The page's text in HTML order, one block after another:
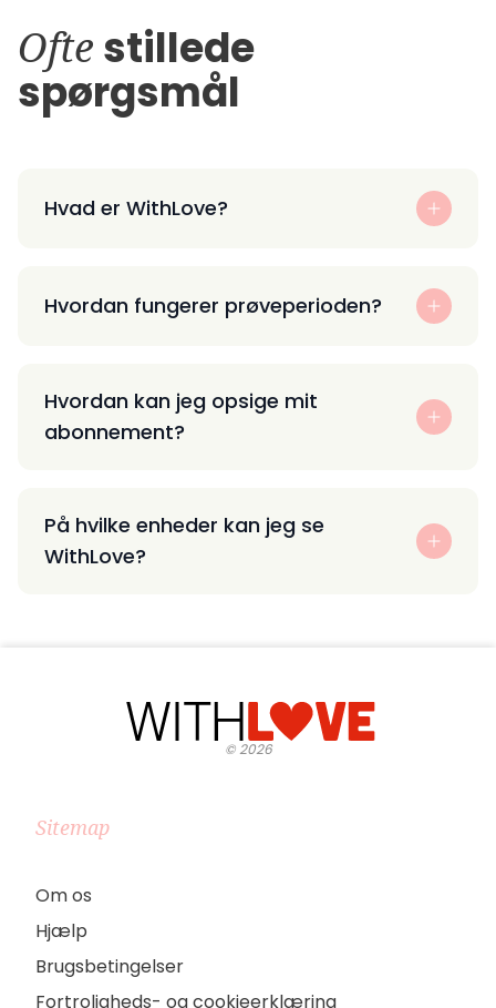
Ofte stillede
spørgsmål
Hvad er WithLove?
Hvordan fungerer prøveperioden?
Hvordan kan jeg opsige mit
abonnement?
På hvilke enheder kan jeg se
WithLove?
©2026
Sitemap
Om os
Hjælp
Brugsbetingelser
Fortroligheds- og cookieerklæring